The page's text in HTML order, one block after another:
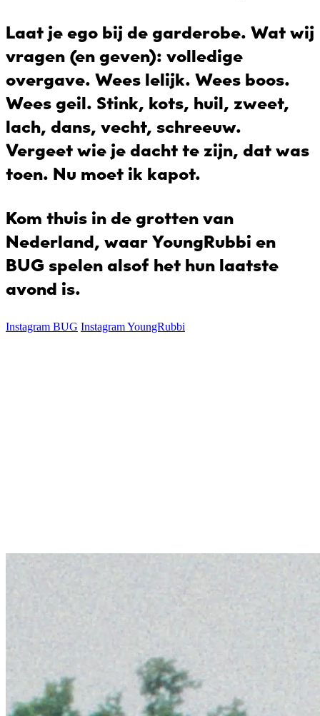
Laat je ego bij de garderobe. Wat wij
vragen (en geven): volledige
overgave. Wees lelijk. Wees boos.
Wees geil. Stink, kots, huil, zweet,
lach, dans, vecht, schreeuw.
Vergeet wie je dacht te zijn, dat was
toen. Nu moet ik kapot.
Kom thuis in de grotten van
Nederland, waar YoungRubbi en
BUG spelen alsof het hun laatste
avond is.
Instagram BUG Instagram YoungRubbi